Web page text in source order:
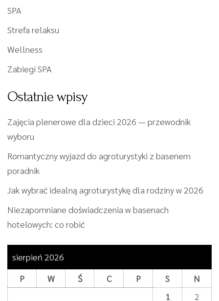
SPA
Strefa relaksu
Wellness
Zabiegi SPA
Ostatnie wpisy
Zajęcia plenerowe dla dzieci 2026 — przewodnik
wyboru
Romantyczny wyjazd do agroturystyki z basenem
poradnik
Jak wybrać idealną agroturystykę dla rodziny w 2026
Niezapomniane doświadczenia w basenach
hotelowych: co robić
sierpień 2026
P
W Ś C P S
N
1
2